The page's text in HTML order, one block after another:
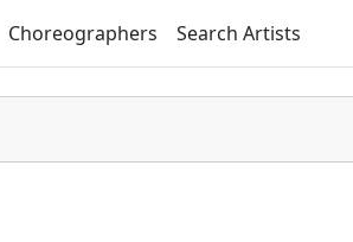
Choreographers Search Artists